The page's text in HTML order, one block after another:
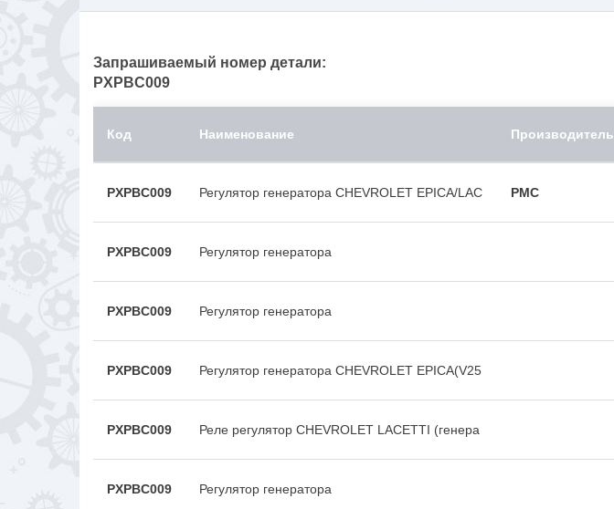
Запрашиваемый номер детали:
PXPBC009
Код Наименование Производитель
PXPBC009 Регулятор генератора CHEVROLET EPICA/LAC PMC
PXPBC009 Регулятор генератора
PXPBC009 Регулятор генератора
PXPBC009 Регулятор генератора CHEVROLET EPICA(V25
PXPBC009 Реле регулятор CHEVROLET LACETTI (генера
PXPBC009 Регулятор генератора